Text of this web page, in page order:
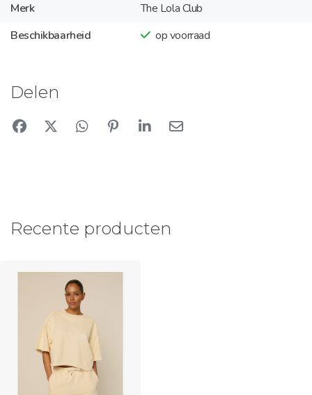
Merk
The Lola Club
Beschikbaarheid
op voorraad
Delen
Recente producten